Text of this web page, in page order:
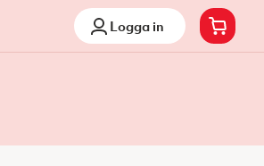
Logga in